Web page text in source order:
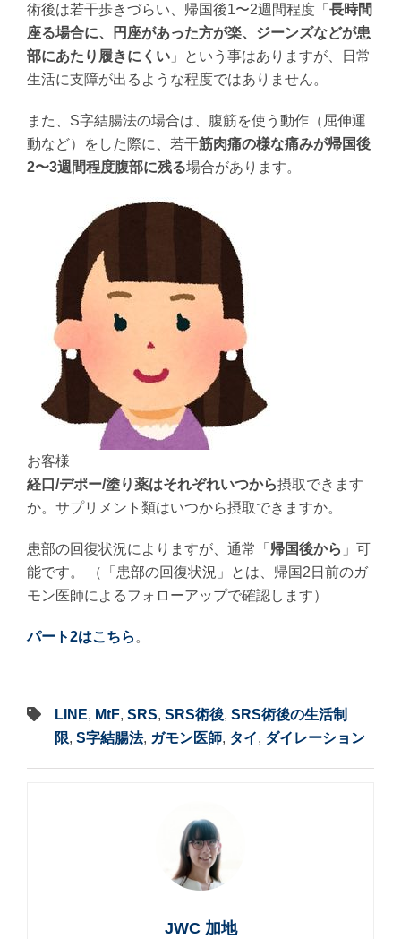
術後は若干歩きづらい、帰国後1〜2週間程度「 長時間
座る場合に、円座があった方が楽、ジーンズなどが患
部にあたり履きにくい」という事はありますが、日常
生活に支障が出るような程度ではありません。
また、S字結腸法の場合は、腹筋を使う動作（屈伸運
動など）をした際に、若干筋肉痛の様な痛みが帰国後
2〜3週間程度腹部に残る場合があります。
お客様
経口/デポー/塗り薬はそれぞれいつから摂取できます
か。サプリメント類はいつから摂取できますか。
患部の回復状況によりますが、通常「 帰国後から 」可
能です。 （「患部の回復状況」とは、帰国2日前のガ
モン医師によるフォローアップで確認します）
パート2はこちら 。
LINE, MtF, SRS, SRS術後, SRS術後の生活制
限, S字結腸法, ガモン医師, タイ, ダイレーション
JWC 加地